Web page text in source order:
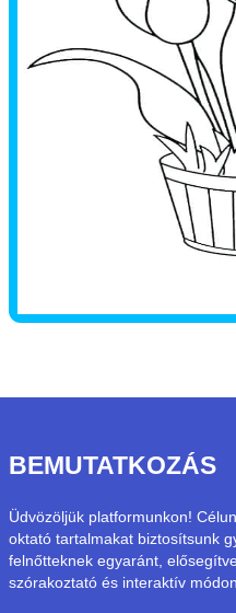
BEMUTATKOZÁS
Üdvözöljük platformunkon!
oktató tartalmakat biztosítsunk
felnőtteknek egyaránt,
szórakoztató és interaktív